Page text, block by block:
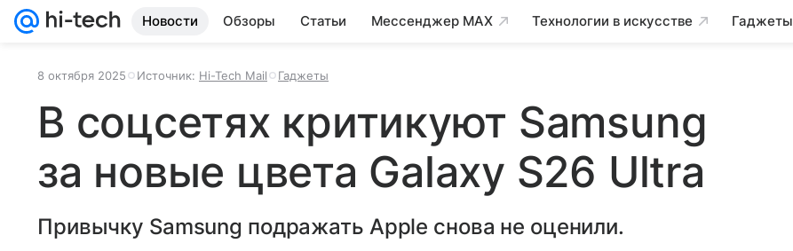
Новости Обзоры Статьи Мессенджер MAX Технологии в искусстве Гаджеты
8 октября 2025 Источник: Hi-Tech Mail Гаджеты
В соцсетях критикуют Samsung
за новые цвета Galaxy S26 Ultra
Привычку Samsung подражать Apple снова не оценили.